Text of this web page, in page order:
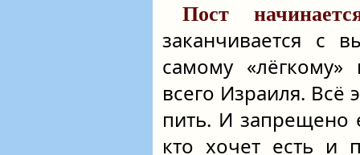
Пост
заканчивается с
самому
всего Израиля. Всё
пить. И запрещено
кто хочет есть и